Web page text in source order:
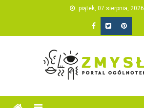
piątek, 07 sierpnia, 2026